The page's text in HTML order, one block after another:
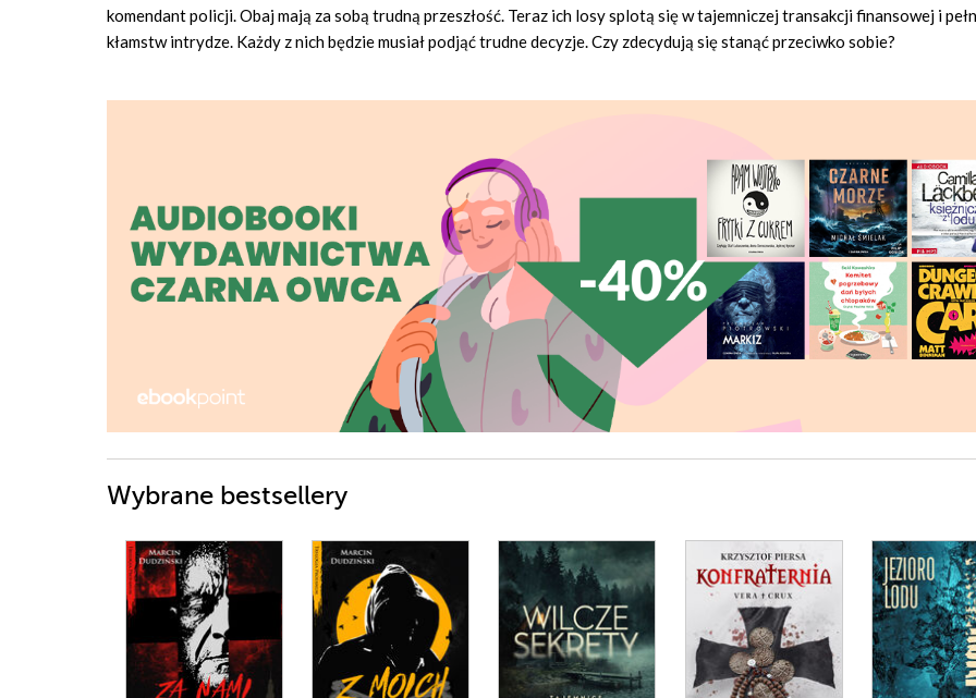
komendant policji. Obaj mają za sobą trudną przeszłość. Teraz ich losy splotą się w tajemniczej transakcji finansowej i
kłamstw intrydze. Każdy z nich będzie musiał podjąć trudne decyzje. Czy zdecydują się stanąć przeciwko sobie?
Wybrane bestsellery